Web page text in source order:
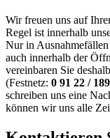
Wir freuen uns auf
Regel ist innerhalb
Nur in
auch innerhalb der
vereinbaren Sie
(Festnetz: 0 91 22 /
schreiben uns eine
können wir uns alle